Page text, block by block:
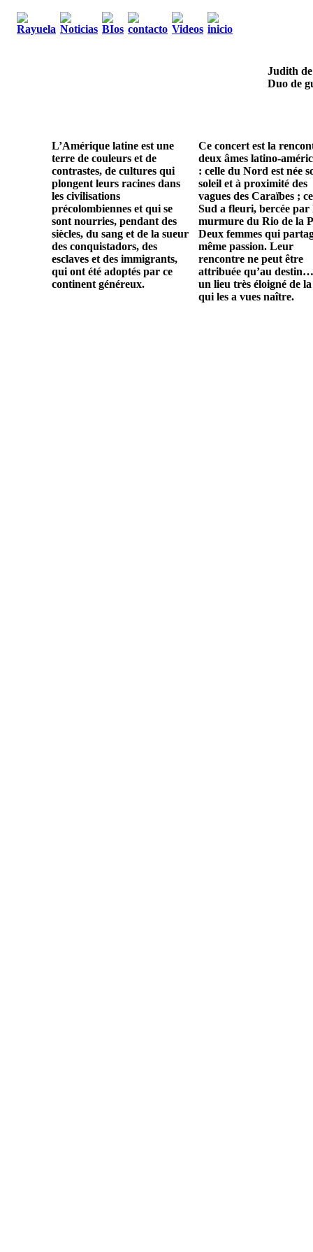
Judith
Duo de
L’Amérique latine est une
terre de couleurs et de
contrastes, de cultures qui
plongent leurs racines dans
les civilisations
précolombiennes et qui se
sont nourries, pendant des
siècles, du sang et de la sueur
des conquistadors, des
esclaves et des immigrants,
qui ont été adoptés par ce
continent généreux.
Ce concert est la
deux âmes latino-
: celle du Nord est née
soleil et à proximité des
vagues des Caraïbes ;
Sud a fleuri, bercée par
murmure du Rio de la
Deux femmes qui
même passion. Leur
rencontre ne peut être
attribuée qu’au
un lieu très éloigné de
qui les a vues naître.